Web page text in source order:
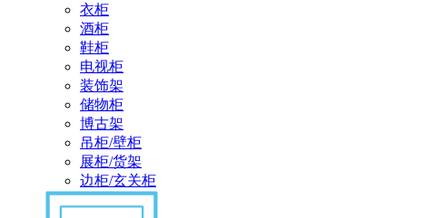
衣柜
酒柜
鞋柜
电视柜
装饰架
储物柜
博古架
吊柜/壁柜
展柜/货架
边柜/玄关柜